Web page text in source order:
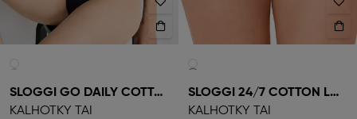
SLOGGI GO DAILY COTTON
KALHOTKY TAI
SLOGGI 24/7 COTTON LACE
KALHOTKY TAI